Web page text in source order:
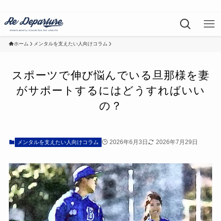
ホーム メンタルを支えたい人向けコラム
スポーツで伸び悩んでいる旦那様を妻
がサポートするにはどうすればいい
の？
メンタルを支えたい人向けコラム 2026年6月3日 2026年7月29日